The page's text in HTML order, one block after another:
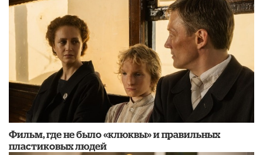
Фильм, где не было «клюквы» и правильных
пластиковых людей